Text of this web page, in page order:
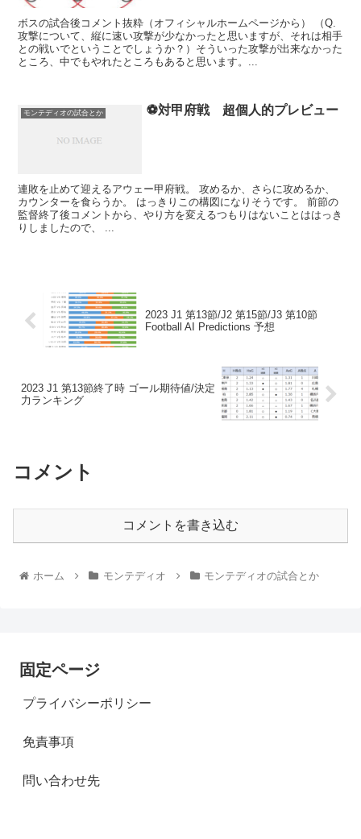
ボスの試合後コメント抜粋（オフィシャルホームページから） （Q.
攻撃について、縦に速い攻撃が少なかったと思いますが、それは相手
との戦いでということでしょうか？）そういった攻撃が出来なかった
ところ、中でもやれたところもあると思います。...
モンテディオの試合とか ⚽対甲府戦 超個人的プレビュー
連敗を止めて迎えるアウェー甲府戦。 攻めるか、さらに攻めるか、
カウンターを食らうか。 はっきりこの構図になりそうです。 前節の
監督終了後コメントから、やり方を変えるつもりはないことははっき
りしましたので、 ...
2023 J1 第13節/J2 第15節/J3 第10節
Football AI Predictions 予想
2023 J1 第13節終了時 ゴール期待値/決定
力ランキング
コメント
コメントを書き込む
ホーム モンテディオ モンテディオの試合とか
固定ページ
プライバシーポリシー
免責事項
問い合わせ先